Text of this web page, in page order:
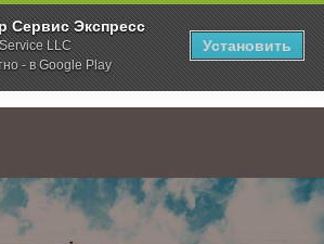
Сервис Экспресс
LLC
- в Google Play
Установить
Новости Выходные дни в Республике